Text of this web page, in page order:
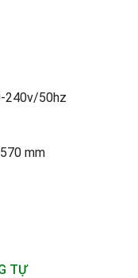
240v/50hz
mm
TỰ